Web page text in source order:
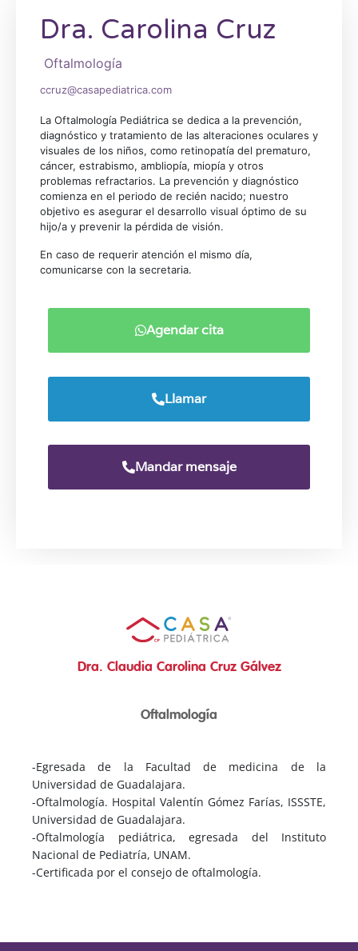
Dra. Carolina Cruz
Oftalmología
ccruz@casapediatrica.com
La Oftalmología Pediátrica se dedica a la prevención,
diagnóstico y tratamiento de las alteraciones oculares y
visuales de los niños, como retinopatía del prematuro,
cáncer, estrabismo, ambliopía, miopía y otros
problemas refractarios. La prevención y diagnóstico
comienza en el periodo de recién nacido; nuestro
objetivo es asegurar el desarrollo visual óptimo de su
hijo/a y prevenir la pérdida de visión.
En caso de requerir atención el mismo día,
comunicarse con la secretaria.
Agendar cita
Llamar
Mandar mensaje
Dra. Claudia Carolina Cruz Gálvez
Oftalmología
-Egresada de la Facultad de medicina de la
Universidad de Guadalajara.
-Oftalmología. Hospital Valentín Gómez Farías, ISSSTE,
Universidad de Guadalajara.
-Oftalmología pediátrica, egresada del Instituto
Nacional de Pediatría, UNAM.
-Certificada por el consejo de oftalmología.